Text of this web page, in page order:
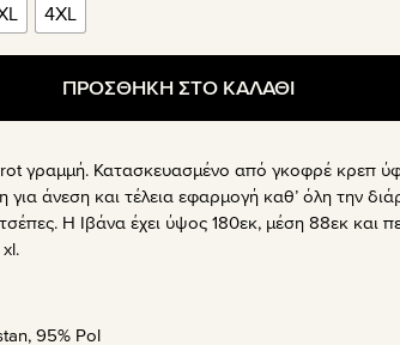
4XL
ΠΡΟΣΘΗΚΗ ΣΤΟ ΚΑΛΑΘΙ
γραμμή. Κατασκευασμένο από γκοφρέ κρεπ
για άνεση και τέλεια εφαρμογή καθ’ όλη την
Η Ιβάνα έχει ύψος 180εκ, μέση 88εκ και
95% Pol